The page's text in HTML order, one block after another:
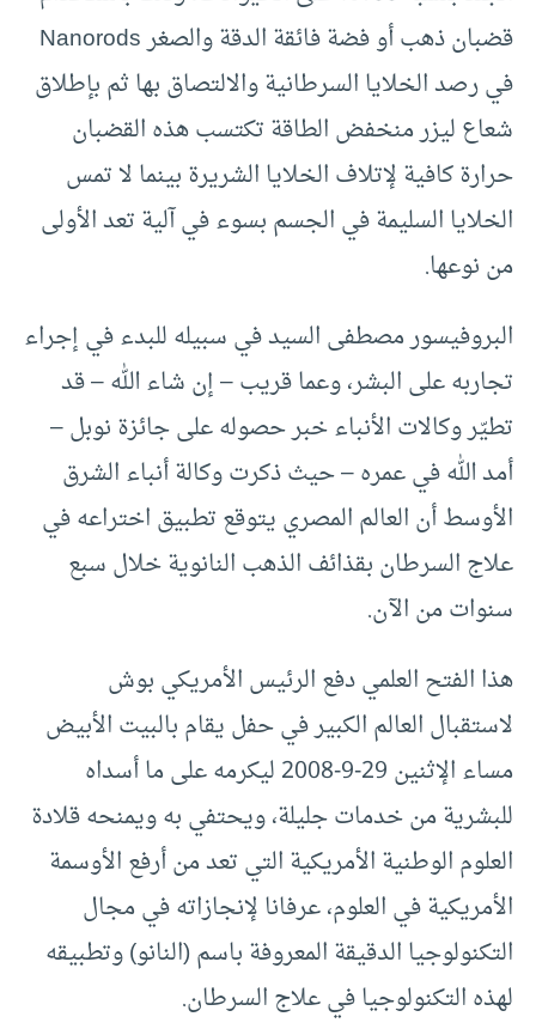
قضبان ذهب أو فضة فائقة الدقة والصغر Nanorods
في رصد الخلايا السرطانية والالتصاق بها ثم بإطلاق
شعاع ليزر منخفض الطاقة تكتسب هذه القضبان
حرارة كافية لإتلاف الخلايا الشريرة بينما لا تمس
الخلايا السليمة في الجسم بسوء في آلية تعد الأولى
من نوعها.
البروفيسور مصطفى السيد في سبيله للبدء في إجراء
تجاربه على البشر، وعما قريب – إن شاء الله – قد
تطيّر وكالات الأنباء خبر حصوله على جائزة نوبل –
أمد الله في عمره – حيث ذكرت وكالة أنباء الشرق
الأوسط أن العالم المصري يتوقع تطبيق اختراعه في
علاج السرطان بقذائف الذهب النانوية خلال سبع
سنوات من الآن.
هذا الفتح العلمي دفع الرئيس الأمريكي بوش
لاستقبال العالم الكبير في حفل يقام بالبيت الأبيض
مساء الإثنين 29-9-2008 ليكرمه على ما أسداه
للبشرية من خدمات جليلة، ويحتفي به ويمنحه قلادة
العلوم الوطنية الأمريكية التي تعد من أرفع الأوسمة
الأمريكية في العلوم، عرفانا لإنجازاته في مجال
التكنولوجيا الدقيقة المعروفة باسم (النانو) وتطبيقه
لهذه التكنولوجيا في علاج السرطان.